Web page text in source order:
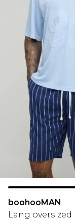
boohooMAN
Lang